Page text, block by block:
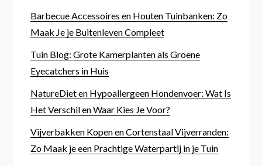
Barbecue Accessoires en Houten Tuinbanken: Zo
Maak Je je Buitenleven Compleet
Tuin Blog: Grote Kamerplanten als Groene
Eyecatchers in Huis
NatureDiet en Hypoallergeen Hondenvoer: Wat Is
Het Verschil en Waar Kies Je Voor?
Vijverbakken Kopen en Cortenstaal Vijverranden:
Zo Maak je een Prachtige Waterpartij in je Tuin